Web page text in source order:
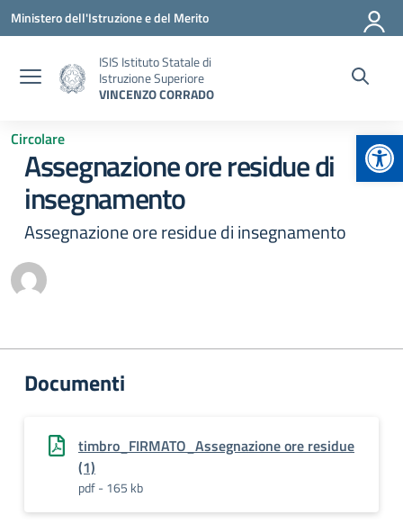
Vai ai contenuti
Vai al menu di navigazione
Vai al footer
Ministero dell'Istruzione e del Merito
ISIS Istituto Statale di
Istruzione Superiore
VINCENZO CORRADO
Circolare
Assegnazione ore residue di
insegnamento
Assegnazione ore residue di insegnamento
Documenti
timbro_FIRMATO_Assegnazione ore residue
(1)
pdf - 165 kb